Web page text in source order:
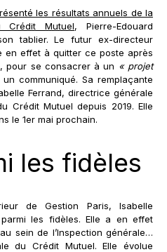
les résultats annuels de la
Crédit Mutuel, Pierre-Edouard
tablier. Le futur ex-directeur
en effet à quitter ce poste après
pour se consacrer à un « projet
un communiqué. Sa remplaçante
Ferrand, directrice générale
Crédit Mutuel depuis 2019. Elle
le 1er mai prochain.
les fidèles
de Gestion Paris, Isabelle
les fidèles. Elle a en effet
sein de l’Inspection générale…
du Crédit Mutuel. Elle évolue